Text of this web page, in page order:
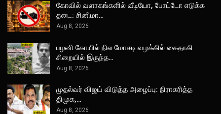
கோவில் வளாகங்களில் வீடியோ, போட்டோ எடுக்க
தடை: சினிமா…
Aug 8, 2026
பழனி கோயில் நில மோசடி வழக்கில் கைதாகி
சிறையில் இருந்த…
Aug 8, 2026
முதல்வர் விஜய் விடுத்த அழைப்பு: நிராகரித்த
திமுக,…
Aug 8, 2026